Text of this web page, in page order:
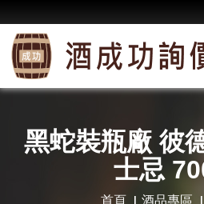
黑蛇裝瓶廠 彼
士忌
首頁 酒品專區